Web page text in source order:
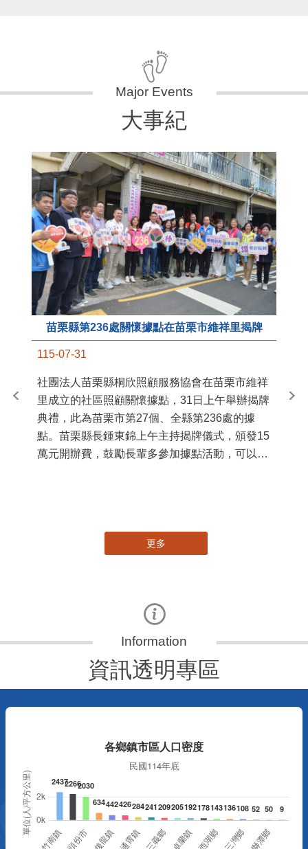
大事紀
苗栗縣第236處關懷據點在苗栗市維祥里揭牌
115-07-31
社團法人苗栗縣桐欣照顧服務協會在苗栗市維祥
里成立的社區照顧關懷據點，31日上午舉辦揭牌
典禮，此為苗栗市第27個、全縣第236處的據
點。苗栗縣長鍾東錦上午主持揭牌儀式，頒發15
萬元開辦費，鼓勵長輩多參加據點活動，可以更
苗
更多
資訊透明專區